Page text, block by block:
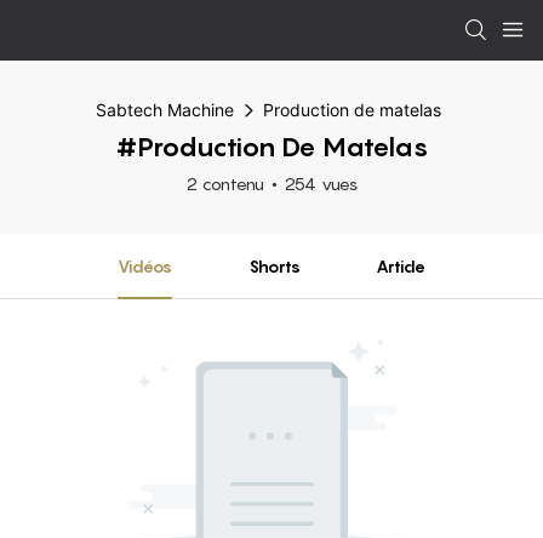
Sabtech Machine Production de matelas
#Production De Matelas
2 contenu 254 vues
Vidéos Shorts Article